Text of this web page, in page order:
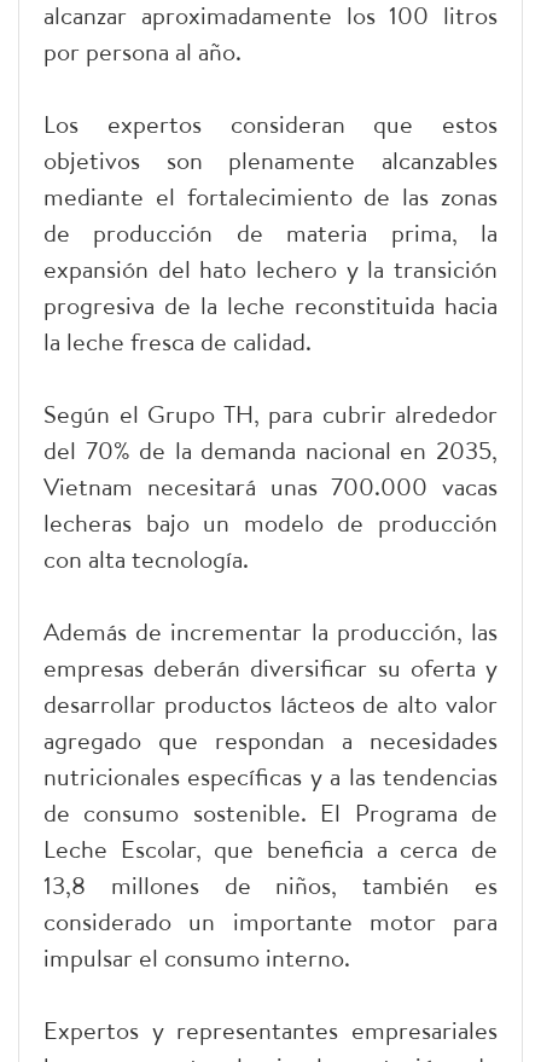
alcanzar aproximadamente los 100 litros
por persona al año.
Los expertos consideran que estos
objetivos son plenamente alcanzables
mediante el fortalecimiento de las zonas
de producción de materia prima, la
expansión del hato lechero y la transición
progresiva de la leche reconstituida hacia
la leche fresca de calidad.
Según el Grupo TH, para cubrir alrededor
del 70% de la demanda nacional en 2035,
Vietnam necesitará unas 700.000 vacas
lecheras bajo un modelo de producción
con alta tecnología.
Además de incrementar la producción, las
empresas deberán diversificar su oferta y
desarrollar productos lácteos de alto valor
agregado que respondan a necesidades
nutricionales específicas y a las tendencias
de consumo sostenible. El Programa de
Leche Escolar, que beneficia a cerca de
13,8 millones de niños, también es
considerado un importante motor para
impulsar el consumo interno.
Expertos y representantes empresariales